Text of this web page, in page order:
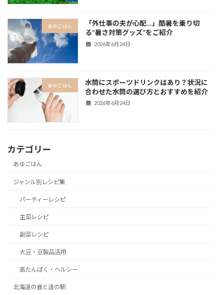
あゆごはん
「外仕事の夫が心配…」酷暑を乗り切
る”暑さ対策グッズ”をご紹介
2026年6月24日
あゆごはん
水筒にスポーツドリンクはあり？状況に
合わせた水筒の選び方とおすすめを紹介
2026年6月24日
カテゴリー
あゆごはん
ジャンル別レシピ集
パーティーレシピ
主菜レシピ
副菜レシピ
大豆・豆製品活用
高たんぱく・ヘルシー
北海道の食と道の駅